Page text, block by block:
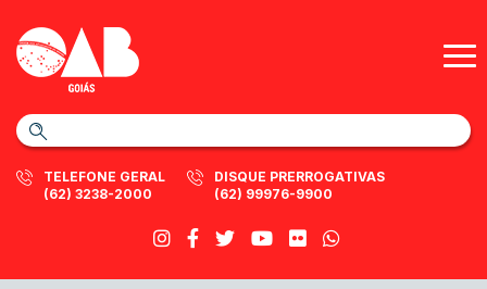
TELEFONE GERAL
(62) 3238-2000
DISQUE PRERROGATIVAS
(62) 99976-9900